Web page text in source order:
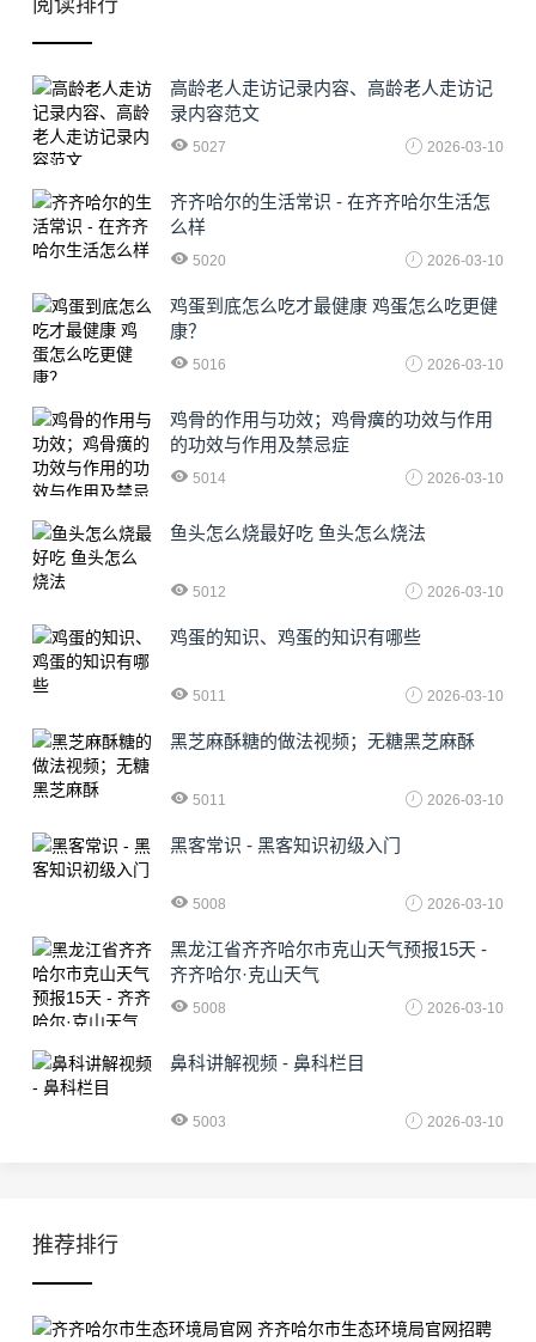
阅读排行
高龄老人走访记录内容、高龄老人走访记
录内容范文
5027 2026-03-10
齐齐哈尔的生活常识 - 在齐齐哈尔生活怎
么样
5020 2026-03-10
鸡蛋到底怎么吃才最健康 鸡蛋怎么吃更健
康？
5016 2026-03-10
鸡骨的作用与功效；鸡骨癀的功效与作用
的功效与作用及禁忌症
5014 2026-03-10
鱼头怎么烧最好吃 鱼头怎么烧法
5012 2026-03-10
鸡蛋的知识、鸡蛋的知识有哪些
5011 2026-03-10
黑芝麻酥糖的做法视频；无糖黑芝麻酥
5011 2026-03-10
黑客常识 - 黑客知识初级入门
5008 2026-03-10
黑龙江省齐齐哈尔市克山天气预报15天 -
齐齐哈尔·克山天气
5008 2026-03-10
鼻科讲解视频 - 鼻科栏目
5003 2026-03-10
推荐排行